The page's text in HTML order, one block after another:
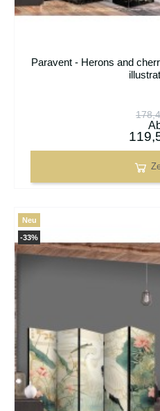
Paravent - Herons and
-33%
Neu